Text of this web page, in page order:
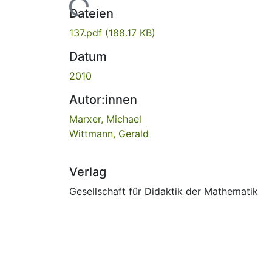
Lade...
Dateien
137.pdf (188.17 KB)
Datum
2010
Autor:innen
Marxer, Michael
Wittmann, Gerald
Verlag
Gesellschaft für Didaktik der Mathematik